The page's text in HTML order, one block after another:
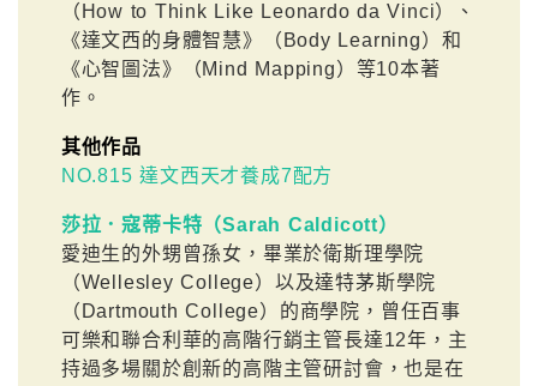
（How to Think Like Leonardo da Vinci）、
《達文西的身體智慧》（Body Learning）和
《心智圖法》（Mind Mapping）等10本著
作。
其他作品
NO.815 達文西天才養成7配方
莎拉．寇蒂卡特（Sarah Caldicott）
愛迪生的外甥曾孫女，畢業於衛斯理學院
（Wellesley College）以及達特茅斯學院
（Dartmouth College）的商學院，曾任百事
可樂和聯合利華的高階行銷主管長達12年，主
持過多場關於創新的高階主管研討會，也是在